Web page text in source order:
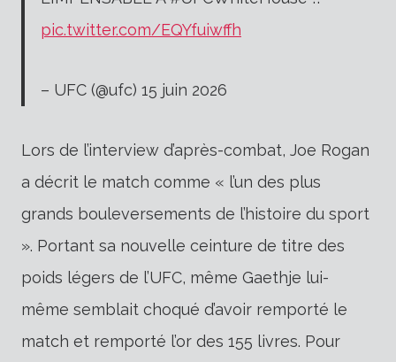
pic.twitter.com/EQYfuiwffh
– UFC (@ufc) 15 juin 2026
Lors de l’interview d’après-combat, Joe Rogan
a décrit le match comme « l’un des plus
grands bouleversements de l’histoire du sport
». Portant sa nouvelle ceinture de titre des
poids légers de l’UFC, même Gaethje lui-
même semblait choqué d’avoir remporté le
match et remporté l’or des 155 livres. Pour